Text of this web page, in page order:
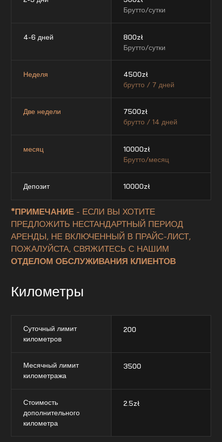
Брутто/сутки
4-6 дней 800zł
Брутто/сутки
Неделя 4500zł
брутто / 7 дней
Две недели 7500zł
брутто / 14 дней
месяц 10000zł
Брутто/месяц
Депозит 10000zł
*ПРИМЕЧАНИЕ - ЕСЛИ ВЫ ХОТИТЕ
ПРЕДЛОЖИТЬ НЕСТАНДАРТНЫЙ ПЕРИОД
АРЕНДЫ, НЕ ВКЛЮЧЕННЫЙ В ПРАЙС-ЛИСТ,
ПОЖАЛУЙСТА, СВЯЖИТЕСЬ С НАШИМ
ОТДЕЛОМ ОБСЛУЖИВАНИЯ КЛИЕНТОВ
Километры
Суточный лимит
километров
200
Месячный лимит
километража
3500
Стоимость
дополнительного
километра
2.5zł